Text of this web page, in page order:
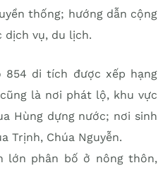
thống; hướng dẫn cộng
vụ, du lịch.
854 di tích được xếp hạng
là nơi phát lộ, khu vực
Hùng dựng nước; nơi sinh
Trịnh, Chúa Nguyễn.
lớn phân bố ở nông thôn,